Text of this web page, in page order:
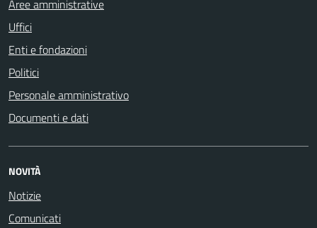
Aree amministrative
Uffici
Enti e fondazioni
Politici
Personale amministrativo
Documenti e dati
NOVITÀ
Notizie
Comunicati